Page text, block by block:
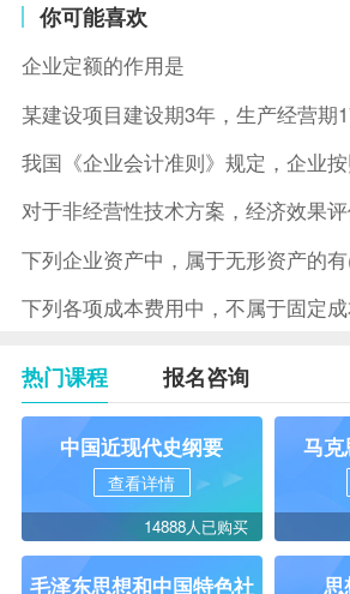
你可能喜欢
企业定额的作用是
下列企业资产中，属于无形资产
下列各项成本费用中，不属于固定成
热门课程 报名咨询
中国近现代史纲要
查看详情
14888人已购买
马克
毛泽东思想和中国特色社
思